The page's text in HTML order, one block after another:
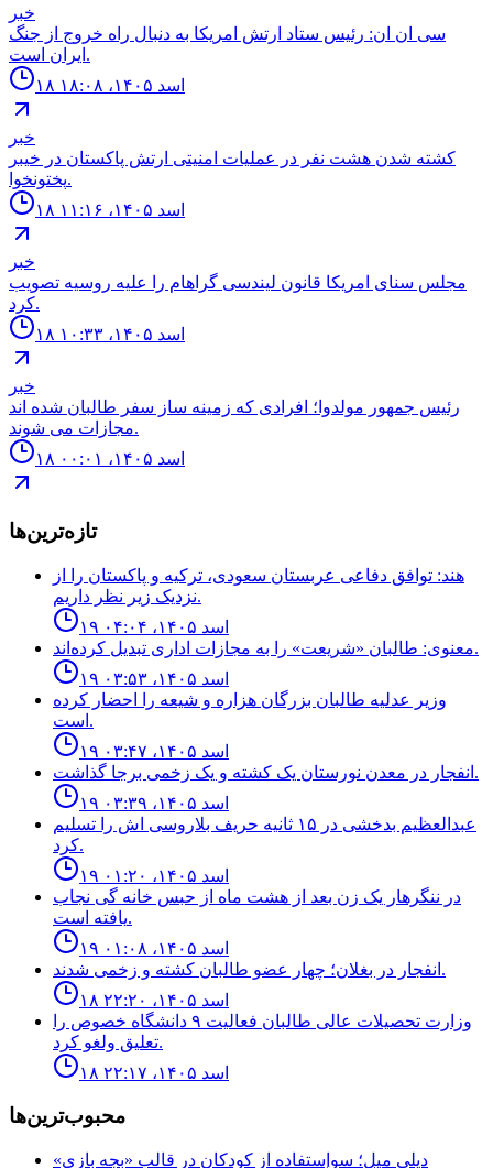
خبر
سى ان ان: رئيس ستاد ارتش امريكا به دنبال راه خروج از جنگ
ايران است.
۱۸ اسد ۱۴۰۵، ۱۸:۰۸
خبر
كشته شدن هشت نفر در عمليات امنيتى ارتش پاكستان در خيبر
پختونخوا.
۱۸ اسد ۱۴۰۵، ۱۱:۱۶
خبر
مجلس سناى امريكا قانون ليندسى گراهام را عليه روسيه تصويب
كرد.
۱۸ اسد ۱۴۰۵، ۱۰:۳۳
خبر
رئيس جمهور مولدوا؛ افرادى كه زمينه ساز سفر طالبان شده اند
مجازات مى شوند.
۱۸ اسد ۱۴۰۵، ۰۰:۰۱
تازه‌ترین‌ها
هند: توافق دفاعی عربستان سعودی، ترکیه و پاکستان را از
نزدیک زیر نظر داریم.
۱۹ اسد ۱۴۰۵، ۰۴:۰۴
معنوی: طالبان «شریعت» را به مجازات اداری تبدیل کرده‌اند.
۱۹ اسد ۱۴۰۵، ۰۳:۵۳
وزیر عدلیه طالبان بزرگان هزاره و شیعه را احضار کرده
است.
۱۹ اسد ۱۴۰۵، ۰۳:۴۷
انفجار در معدن نورستان يک كشته و یک زخمى برجا گذاشت.
۱۹ اسد ۱۴۰۵، ۰۳:۳۹
عبدالعظيم بدخشى در ١۵ ثانيه حريف بلاروسى اش را تسليم
كرد.
۱۹ اسد ۱۴۰۵، ۰۱:۲۰
در ننگرهار یک زن بعد از هشت ماه از حبس خانه گی نجاب
یافته است.
۱۹ اسد ۱۴۰۵، ۰۱:۰۸
انفجار در بغلان؛ چهار عضو طالبان كشته و زخمى شدند.
۱۸ اسد ۱۴۰۵، ۲۲:۲۰
وزارت تحصيلات عالى طالبان فعاليت ٩ دانشگاه خصوص را
تعليق ولغو كرد.
۱۸ اسد ۱۴۰۵، ۲۲:۱۷
محبوب‌ترین‌ها
ديلى ميل؛ سوإستفاده از كودكان در قالب «بجه بازى»